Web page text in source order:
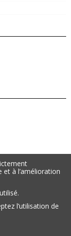
&
à l’amélioration
l’utilisation de